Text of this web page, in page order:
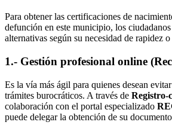
Para obtener las certificaciones de
defunción en este municipio, los
alternativas según su necesidad de rapidez
1.- Gestión profesional online
Es la vía más ágil para quienes desean
trámites burocráticos. A través de Registro-
colaboración con el portal especializado
puede delegar la obtención de su